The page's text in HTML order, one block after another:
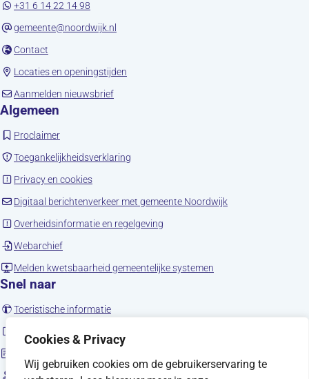
Cookies & Privacy
Wij gebruiken cookies om de gebruikerservaring te
+31 6 14 22 14 98
gemeente@noordwijk.nl
Contact
Locaties en openingstijden
Aanmelden nieuwsbrief(opent in nieuw tabblad)
Algemeen
Proclaimer(opent in nieuw tabblad)
Toegankelijkheidsverklaring
Privacy en cookies(opent in nieuw tabblad)
Digitaal berichtenverkeer met gemeente Noordwijk(opent in nieuw
Overheidsinformatie en regelgeving
Webarchief(opent in nieuw tabblad)
Melden kwetsbaarheid gemeentelijke systemen
Snel naar
Toeristische informatie(opent in nieuw tabblad)
Noordwijk en social media
Vacatures (opent in nieuw tabblad)